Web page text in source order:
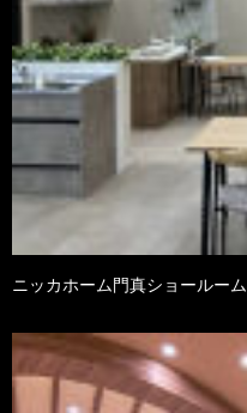
ニッカホーム門真ショールーム